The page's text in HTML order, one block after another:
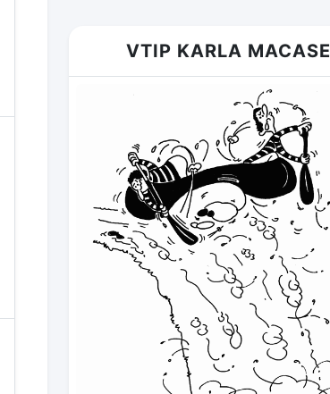
VTIP KARLA MACASE